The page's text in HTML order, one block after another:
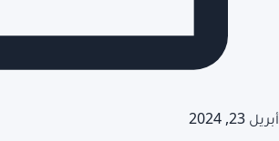
أبريل 23, 2024